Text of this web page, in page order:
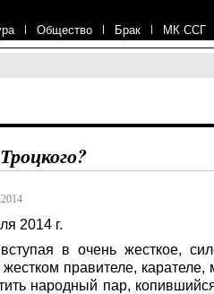
| Общество | Брак | МК ССГ
2014 г.
в очень жесткое,
правителе, карателе,
народный пар,